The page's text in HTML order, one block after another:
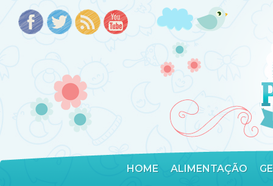
HOME ALIMENTAÇÃO